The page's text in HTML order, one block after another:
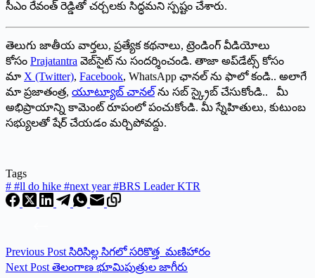
సీఎం రేవంత్‌ ‌రెడ్డితో చర్చలకు సిద్ధమని స్పష్టం చేశారు.
తెలుగు జాతీయ వార్తలు, ప్రత్యేక కథనాలు, ట్రెండింగ్ వీడియోలు
కోసం Prajatantra వెబ్‌సైట్ ను సందర్శించండి. తాజా అప్‌డేట్స్ కోసం
మా X (Twitter), Facebook, WhatsApp ఛానల్ ను ఫాలో కండి.. అలాగే
మా ప్రజాతంత్ర, యూట్యూబ్ చానల్ ను సబ్ స్క్రైబ్ చేసుకోండి.. మీ
అభిప్రాయాన్ని కామెంట్ రూపంలో పంచుకోండి. మీ స్నేహితులు, కుటుంబ
సభ్యులతో షేర్ చేయడం మర్చిపోవద్దు.
Tags
# #ll do hike #next year #BRS Leader KTR
Previous Post సిరిసిల్ల సిగలో స‌రికొత్త మణిహారం
Next Post తెలంగాణ భూమిపుత్రుల జాగీరు